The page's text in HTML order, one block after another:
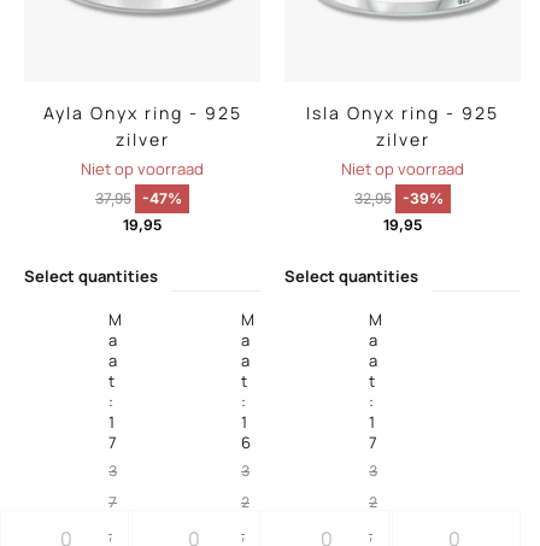
Ayla Onyx ring - 925
zilver
Niet op voorraad
37,95 -47%
19,95
Select quantities
M
a
a
t
:
1
7
3
7
,
Isla Onyx ring - 925
zilver
Niet op voorraad
32,95 -39%
19,95
Select quantities
M
a
a
t
:
1
6
3
2
,
M
a
a
t
:
1
7
3
2
,